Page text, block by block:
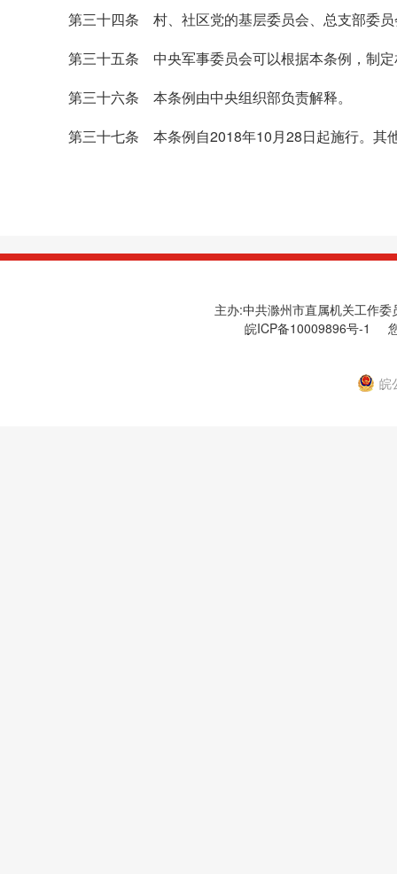
第三十四条 村、社区党的基层委员会、总支部委员
第三十五条 中央军事委员会可以根据本条例，制定
第三十六条 本条例由中央组织部负责解释。
第三十七条 本条例自2018年10月28日起施行。其
主办:中共滁州市直属机关工作
皖ICP备10009896号-1
您
皖